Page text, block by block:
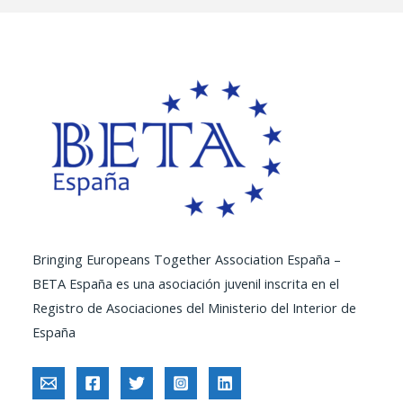
Bringing Europeans Together Association España –
BETA España es una asociación juvenil inscrita en el
Registro de Asociaciones del Ministerio del Interior de
España